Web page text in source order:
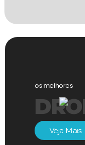
os melhores
Veja Mais